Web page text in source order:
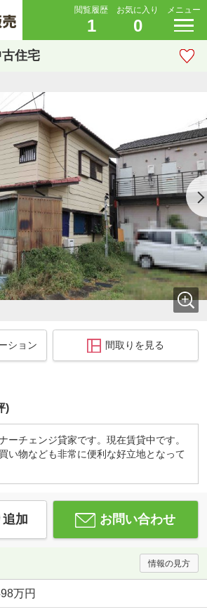
閲覧履歴
1
お気に入り
0
メニュー
住宅
ション 間取りを見る
)
ーチェンジ貸家です。現在賃貸中です。
い物なども非常に便利な好立地となって
加 お問い合わせ
情報の見方
万円